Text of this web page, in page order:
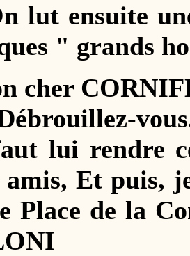
une
" grands
vous.
lui rendre
amis, Et puis,
Place de la